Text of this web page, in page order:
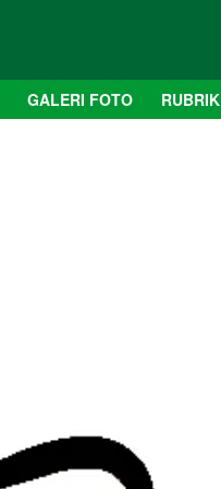
GALERI FOTO RUBRIK